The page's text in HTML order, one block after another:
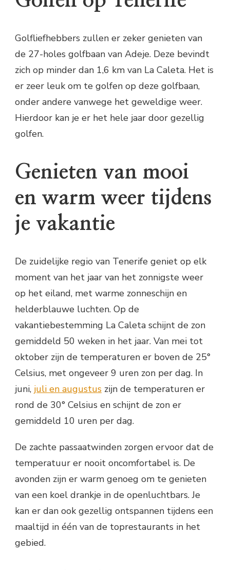
Golfliefhebbers zullen er zeker genieten van
de 27-holes golfbaan van Adeje. Deze bevindt
zich op minder dan 1,6 km van La Caleta. Het is
er zeer leuk om te golfen op deze golfbaan,
onder andere vanwege het geweldige weer.
Hierdoor kan je er het hele jaar door gezellig
golfen.
Genieten van mooi
en warm weer tijdens
je vakantie
De zuidelijke regio van Tenerife geniet op elk
moment van het jaar van het zonnigste weer
op het eiland, met warme zonneschijn en
helderblauwe luchten. Op de
vakantiebestemming La Caleta schijnt de zon
gemiddeld 50 weken in het jaar. Van mei tot
oktober zijn de temperaturen er boven de 25°
Celsius, met ongeveer 9 uren zon per dag. In
juni, juli en augustus zijn de temperaturen er
rond de 30° Celsius en schijnt de zon er
gemiddeld 10 uren per dag.
De zachte passaatwinden zorgen ervoor dat de
temperatuur er nooit oncomfortabel is. De
avonden zijn er warm genoeg om te genieten
van een koel drankje in de openluchtbars. Je
kan er dan ook gezellig ontspannen tijdens een
maaltijd in één van de toprestaurants in het
gebied.